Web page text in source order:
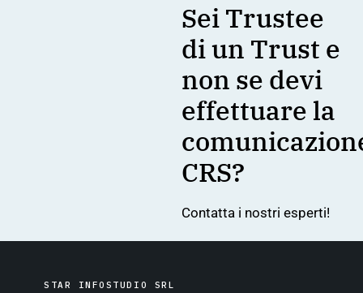
Sei Trustee
di un Trust e
non se devi
effettuare la
CRS?
Contatta i nostri esperti!
STAR INFOSTUDIO SRL